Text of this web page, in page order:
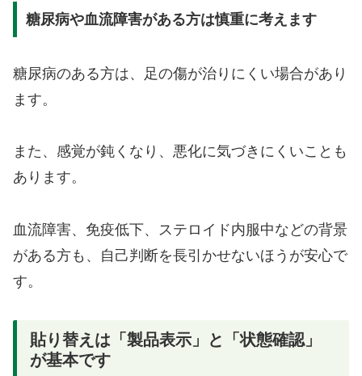
糖尿病や血流障害がある方は慎重に考えます
糖尿病のある方は、足の傷が治りにくい場合があり
ます。
また、感覚が鈍くなり、悪化に気づきにくいことも
あります。
血流障害、免疫低下、ステロイド内服中などの背景
がある方も、自己判断を長引かせないほうが安心で
す。
貼り替えは「製品表示」と「状態確認」
が基本です